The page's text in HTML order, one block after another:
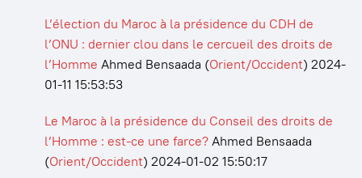
L’élection du Maroc à la présidence du CDH de
l’ONU : dernier clou dans le cercueil des droits de
l’Homme Ahmed Bensaada (Orient/Occident) 2024-
01-11 15:53:53
Le Maroc à la présidence du Conseil des droits de
l’Homme : est-ce une farce?Ahmed Bensaada
(Orient/Occident) 2024-01-02 15:50:17